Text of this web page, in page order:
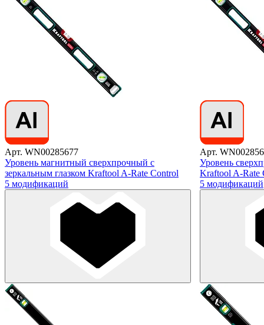
Арт. WN00285677
Уровень магнитный сверхпрочный с
зеркальным глазком Kraftool A-Rate Control
5 модификаций
Арт.
Уровень
Kraftool A-Rate
5 модификаций